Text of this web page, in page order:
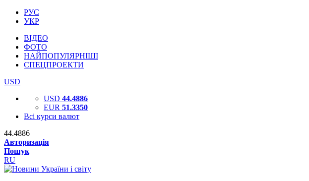
РУС
УКР
ВІДЕО
ФОТО
НАЙПОПУЛЯРНІШІ
СПЕЦПРОЕКТИ
USD
USD 44.4886
EUR 51.3350
Всі курси валют
44.4886
Авторизація
Пошук
RU